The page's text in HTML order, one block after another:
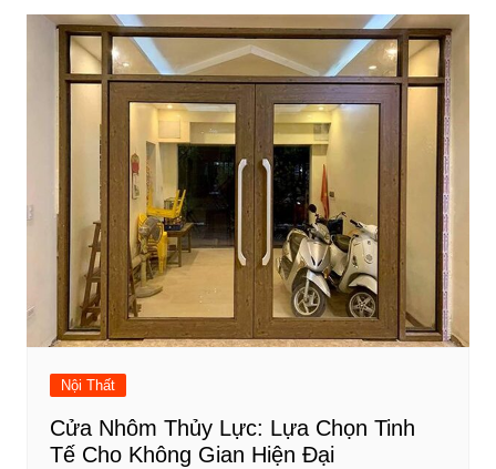
Nội Thất
Cửa Nhôm Thủy Lực: Lựa Chọn Tinh
Tế Cho Không Gian Hiện Đại